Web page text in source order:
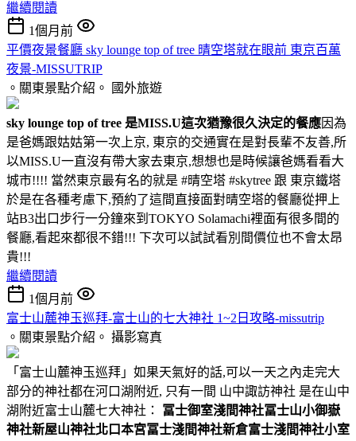
繼續閱讀
1個月前
平價夜景餐廳 sky lounge top of tree 晴空塔就在眼前 東京百萬
夜景-MISSUTRIP
。關東景點介紹。
國外旅遊
sky lounge top of tree 是MISS.U這次猶豫很久決定的餐應因為
是爸媽跟姑姑第一次上京, 東京的交通實在是對長輩不友善,所
以MISS.U一直沒有帶大家去東京,想想也是時候讓爸媽看看大
城市!!!! 當然東京最有名的就是 #晴空塔 #skytree 跟 東京鐵塔
於是在各種考慮下,預約了這間直接面對晴空塔的餐廳從押上
站B3出口步行一分鐘來到TOKYO Solamachi裡面有很多間的
餐廳,看起來都很不錯!!! 下次可以試試看別間價位也不會太昂
貴!!!
繼續閱讀
1個月前
富士山麓神玉巡拜-富士山的七大神社 1~2日攻略-missutrip
。關東景點介紹。 攝影寫真
「富士山麓神玉巡拜」如果天氣好的話,可以一天之內走完大
部分的神社都在河口湖附近, 只有一間 山中諏訪神社 是在山中
湖附近富士山麓七大神社： 冨士御室淺間神社冨士山小御嶽
神社新屋山神社北口本宮冨士淺間神社新倉富士淺間神社小室